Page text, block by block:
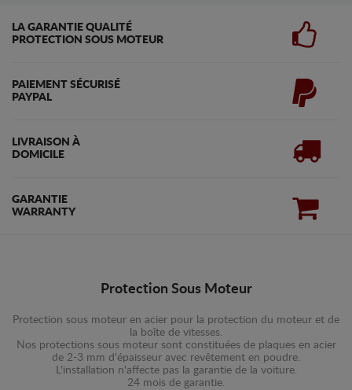
LA GARANTIE QUALITÉ
PROTECTION SOUS MOTEUR
PAIEMENT SÉCURISÉ
PAYPAL
LIVRAISON À
DOMICILE
GARANTIE
WARRANTY
Protection Sous Moteur
Protection sous moteur en acier pour la protection du moteur et de
la boîte de vitesses.
Nos protections sous moteur sont constituées de plaques en acier
de 2-3 mm d'épaisseur avec revêtement en poudre.
L'installation n'affecte pas la garantie de la voiture.
24 mois de garantie.